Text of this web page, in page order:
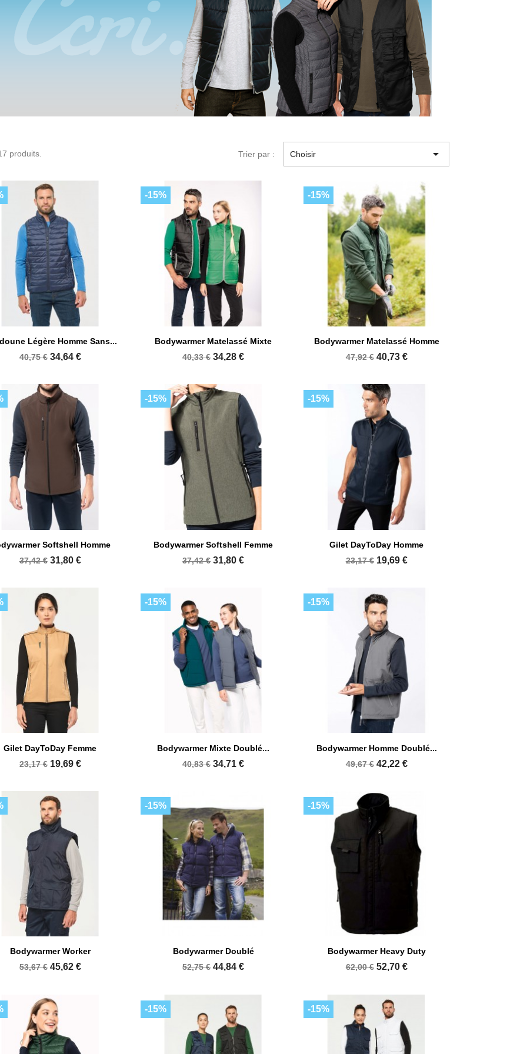
produits. Trier par : Choisir 
 Aperçu rapide
Légère Homme Sans...
40,75 € 34,64 €
Aperçu rapide
Bodywarmer Matelassé Mixte
40,33 € 34,28 €
-15%
Aperçu rapide
Bodywarmer Matelassé Homme
47,92 € 40,73 €
-15%
Aperçu rapide
Softshell Homme
37,42 € 31,80 €
Aperçu rapide
Bodywarmer Softshell Femme
37,42 € 31,80 €
-15%
Aperçu rapide
Gilet DayToDay Homme
23,17 € 19,69 €
-15%
Aperçu rapide
Gilet DayToDay Femme
23,17 € 19,69 €
Aperçu rapide
Bodywarmer Mixte Doublé...
40,83 € 34,71 €
-15%
Aperçu rapide
Bodywarmer Homme Doublé...
49,67 € 42,22 €
-15%
Aperçu rapide
Bodywarmer Worker
53,67 € 45,62 €
Aperçu rapide
Bodywarmer Doublé
52,75 € 44,84 €
-15%
Aperçu rapide
Bodywarmer Heavy Duty
62,00 € 52,70 €
-15%
-15% -15%